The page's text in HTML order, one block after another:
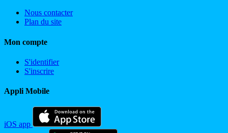
Nous contacter
Plan du site
Mon compte
S'identifier
S'inscrire
Appli Mobile
iOS app